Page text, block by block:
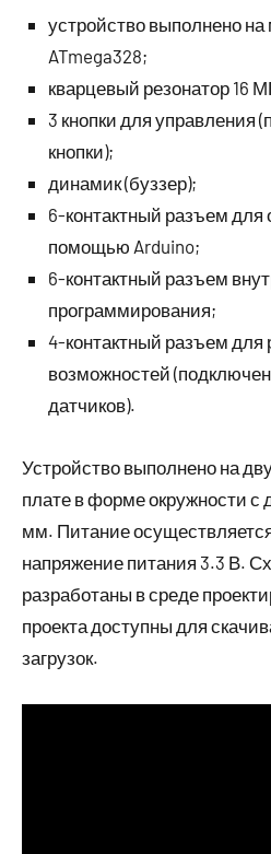
устройство выполнено
ATmega328;
кварцевый резонатор 16
3 кнопки для управления
кнопки);
динамик (буззер);
6-контактный разъем
помощью Arduino;
6-контактный разъем
программирования;
4-контактный разъем
возможностей
датчиков).
Устройство выполнено на
плате в форме окружности с
мм. Питание
напряжение питания 3.3 В.
разработаны в среде
проекта доступны для
загрузок.